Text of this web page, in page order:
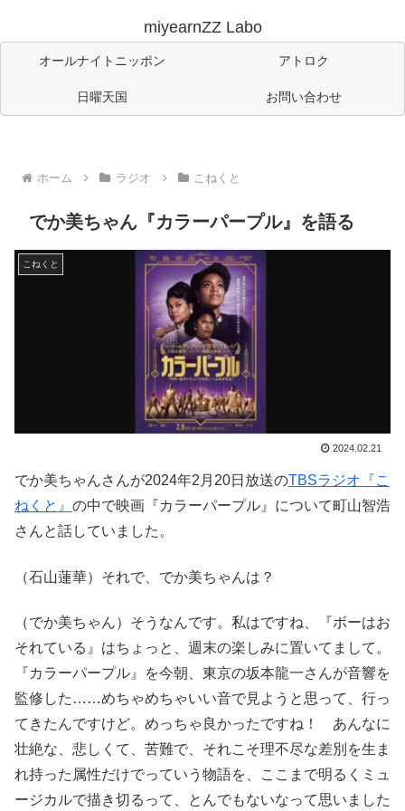
miyearnZZ Labo
オールナイトニッポン アトロク
日曜天国 お問い合わせ
ホーム ラジオ こねくと
でか美ちゃん『カラーパープル』を語る
こねくと
2024.02.21
でか美ちゃんさんが2024年2月20日放送のTBSラジオ『こ
ねくと』 の中で映画『カラーパープル』について町山智浩
さんと話していました。
（石山蓮華）それで、でか美ちゃんは？
（でか美ちゃん）そうなんです。私はですね、『ボーはお
それている』はちょっと、週末の楽しみに置いてまして。
『カラーパープル』を今朝、東京の坂本龍一さんが音響を
監修した……めちゃめちゃいい音で見ようと思って、行っ
てきたんですけど。めっちゃ良かったですね！ あんなに
壮絶な、悲しくて、苦難で、それこそ理不尽な差別を生ま
れ持った属性だけでっていう物語を、ここまで明るくミュ
ージカルで描き切るって、とんでもないなって思いました